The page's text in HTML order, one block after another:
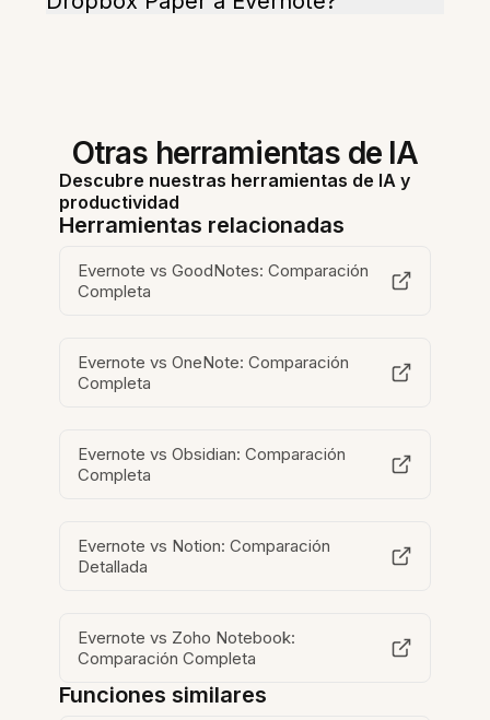
Otras herramientas de IA
Descubre nuestras herramientas de IA y
productividad
Herramientas relacionadas
Evernote vs GoodNotes: Comparación
Completa
Evernote vs OneNote: Comparación
Completa
Evernote vs Obsidian: Comparación
Completa
Evernote vs Notion: Comparación
Detallada
Evernote vs Zoho Notebook:
Comparación Completa
Funciones similares